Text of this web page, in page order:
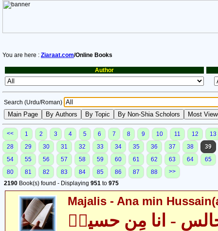
You are here : Ziaraat.com/Online Books
Author
Search (Urdu/Roman)
<< 1 2 3 4 5 6 7 8 9 10 11 12
13
28
29 30 31 32 33 34 35 36 37 38
39
54
55 56 57 58 59 60 61 62 63 64
65
80
81 82 83 84 85 86 87 88
>>
2190 Book(s) found - Displaying 951 to 975
Majalis - Ana min
- انا مِن حسینؑ